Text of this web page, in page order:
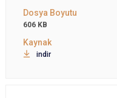
606 KB
indir